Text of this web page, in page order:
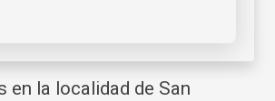
en la localidad de San